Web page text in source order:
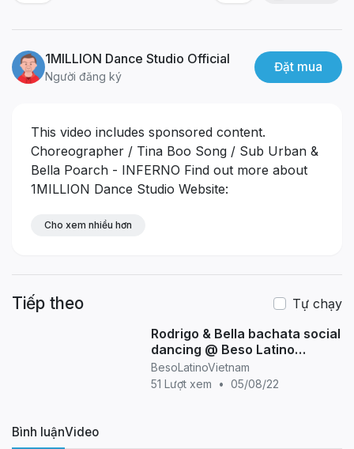
1MILLION Dance Studio Official
Người đăng ký
Đặt mua
This video includes sponsored content.
Choreographer / Tina Boo Song / Sub Urban &
Bella Poarch - INFERNO Find out more about
1MILLION Dance Studio Website:
@1milliondance#1MILLION #DANCE
Cho xem nhiều hơn
Tiếp theo
Tự chạy
Rodrigo & Bella bachata social
dancing @ Beso Latino
Vietnam
BesoLatinoVietnam
51 Lượt xem
• 05/08/22
Bình luậnVideo